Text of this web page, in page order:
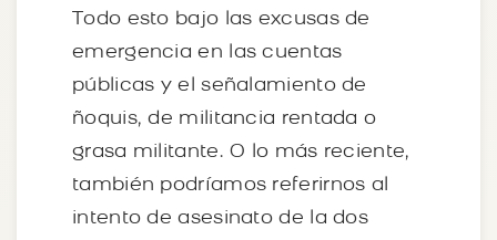
Todo esto bajo las excusas de
emergencia en las cuentas
públicas y el señalamiento de
ñoquis, de militancia rentada o
grasa militante. O lo más reciente,
también podríamos referirnos al
intento de asesinato de la dos